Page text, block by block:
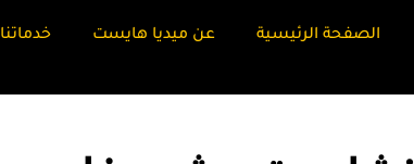
الصفحة الرئيسية عن ميديا هايست خدماتنا